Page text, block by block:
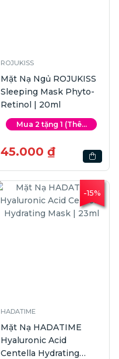
ROJUKISS
Mặt Nạ Ngủ ROJUKISS
Sleeping Mask Phyto-
Retinol | 20ml
Mua 2 tặng 1 (Thê...
45.000 ₫
-15%
HADATIME
Mặt Nạ HADATIME
Hyaluronic Acid
Centella Hydrating